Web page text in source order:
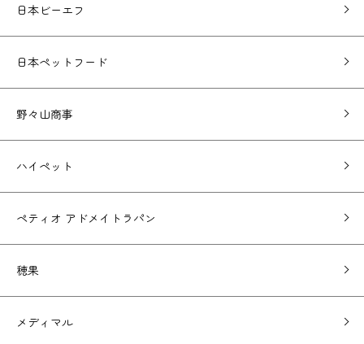
日本ビーエフ
日本ペットフード
野々山商事
ハイペット
ペティオ アドメイトラパン
穂果
メディマル